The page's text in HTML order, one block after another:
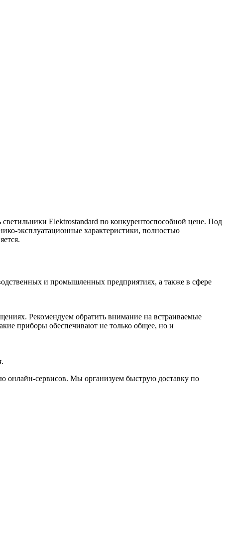
Elektrostandard по конкурентоспособной цене. Под
эксплуатационные характеристики, полностью
и промышленных предприятиях, а также в сфере
Рекомендуем обратить внимание на встраиваемые
приборы обеспечивают не только общее, но и
онлайн-сервисов. Мы организуем быструю доставку по